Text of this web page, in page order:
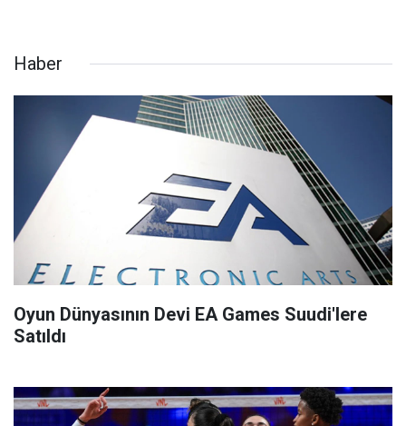
Haber
Oyun Dünyasının Devi EA Games Suudi'lere
Satıldı